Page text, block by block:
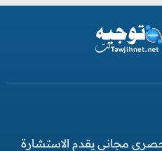
مجاني يقدم الاستشارة